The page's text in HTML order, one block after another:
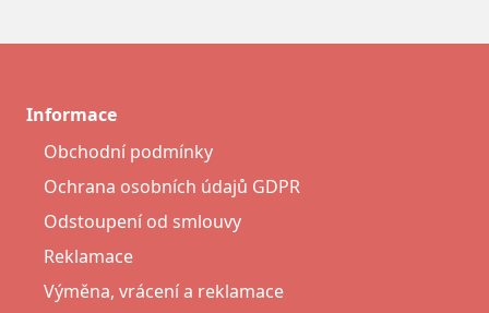
Informace
Obchodní podmínky
Ochrana osobních údajů GDPR
Odstoupení od smlouvy
Reklamace
Výměna, vrácení a reklamace